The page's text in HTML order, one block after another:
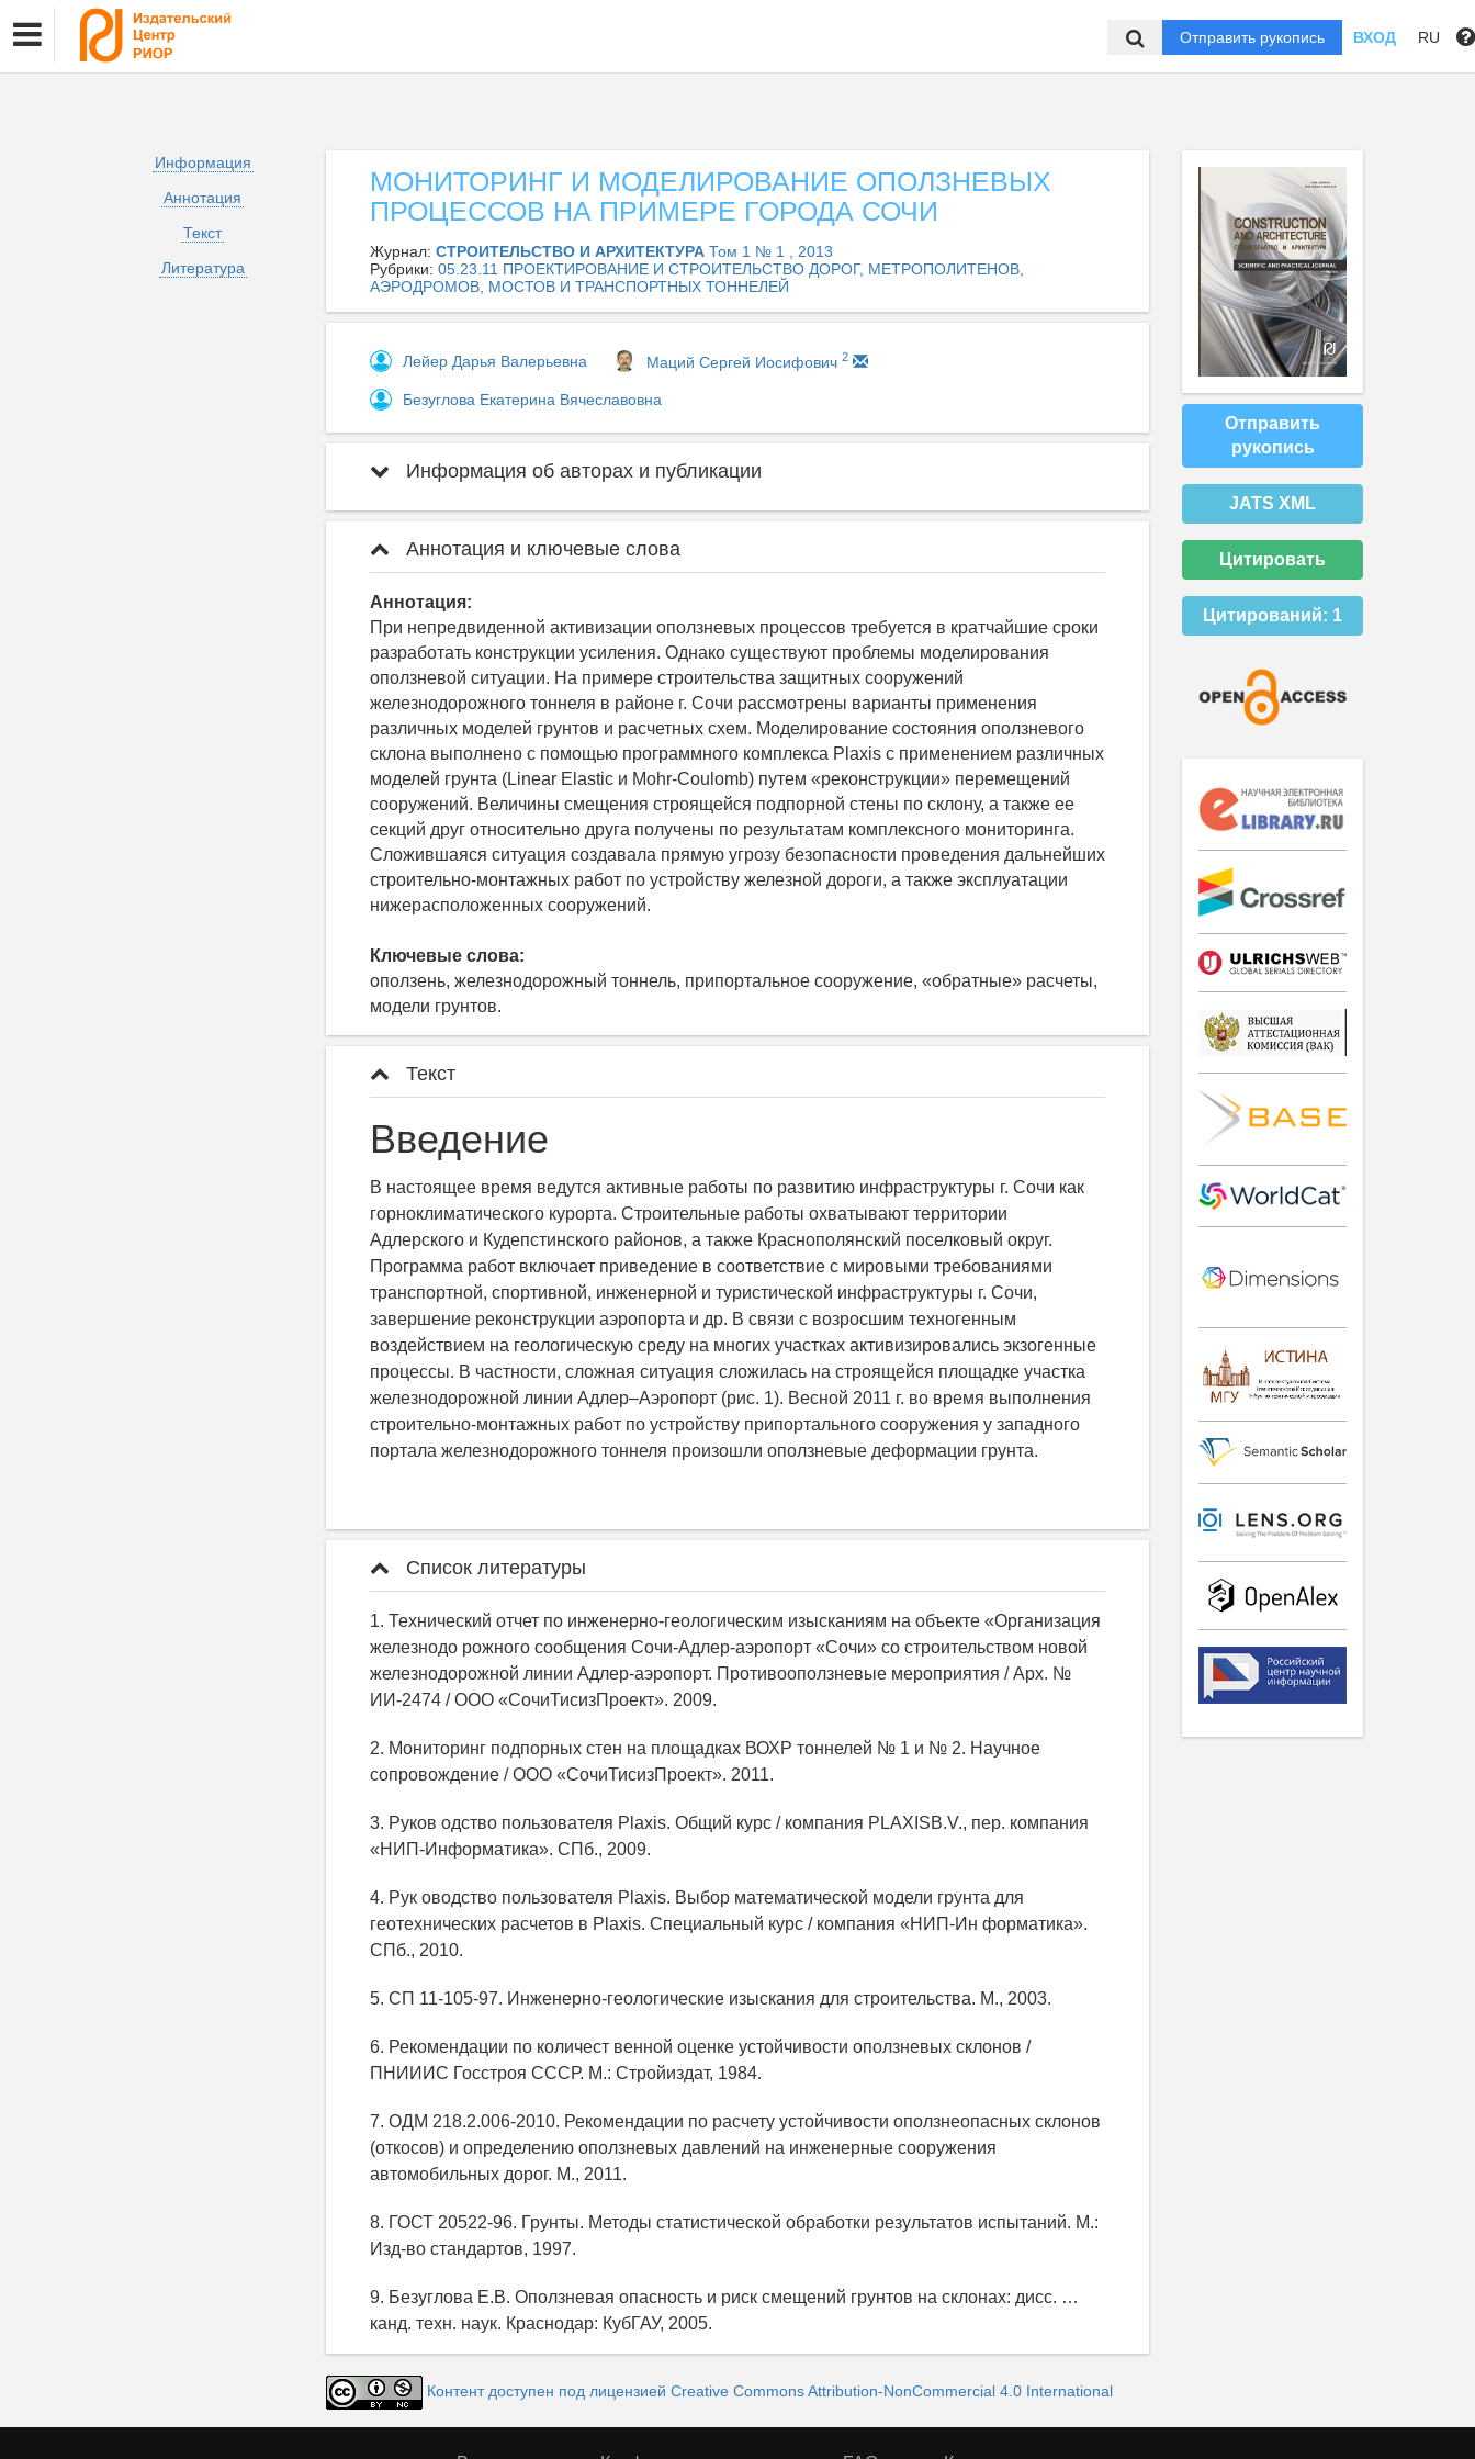
Отправить рукопись ВХОД RU
Информация
Аннотация
Текст
Литература
МОНИТОРИНГ И МОДЕЛИРОВАНИЕ ОПОЛЗНЕВЫХ
ПРОЦЕССОВ НА ПРИМЕРЕ ГОРОДА СОЧИ
Журнал: СТРОИТЕЛЬСТВО И АРХИТЕКТУРА Том 1 № 1 , 2013
Рубрики: 05.23.11 ПРОЕКТИРОВАНИЕ И СТРОИТЕЛЬСТВО ДОРОГ, МЕТРОПОЛИТЕНОВ,
АЭРОДРОМОВ, МОСТОВ И ТРАНСПОРТНЫХ ТОННЕЛЕЙ
Лейер Дарья Валерьевна Маций Сергей Иосифович 2
Безуглова Екатерина Вячеславовна
Информация об авторах и публикации
Аннотация и ключевые слова
Аннотация:
При непредвиденной активизации оползневых процессов требуется в кратчайшие сроки
разработать конструкции усиления. Однако существуют проблемы моделирования
оползневой ситуации. На примере строительства защитных сооружений
железнодорожного тоннеля в районе г. Сочи рассмотрены варианты применения
различных моделей грунтов и расчетных схем. Моделирование состояния оползневого
склона выполнено с помощью программного комплекса Plaxis с применением различных
моделей грунта (Linear Elastic и Mohr-Coulomb) путем «реконструкции» перемещений
сооружений. Величины смещения строящейся подпорной стены по склону, а также ее
секций друг относительно друга получены по результатам комплексного мониторинга.
Сложившаяся ситуация создавала прямую угрозу безопасности проведения дальнейших
строительно-монтажных работ по устройству железной дороги, а также эксплуатации
нижерасположенных сооружений.
Ключевые слова:
оползень, железнодорожный тоннель, припортальное сооружение, «обратные» расчеты,
модели грунтов.
Текст
Введение
В настоящее время ведутся активные работы по развитию инфраструктуры г. Сочи как
горноклиматического курорта. Строительные работы охватывают территории
Адлерского и Кудепстинского районов, а также Краснополянский поселковый округ.
Программа работ включает приведение в соответствие с мировыми требованиями
транспортной, спортивной, инженерной и туристической инфраструктуры г. Сочи,
завершение реконструкции аэропорта и др. В связи с возросшим техногенным
воздействием на геологическую среду на многих участках активизировались экзогенные
процессы. В частности, сложная ситуация сложилась на строящейся площадке участка
железнодорожной линии Адлер–Аэропорт (рис. 1). Весной 2011 г. во время выполнения
строительно-монтажных работ по устройству припортального сооружения у западного
портала железнодорожного тоннеля произошли оползневые деформации грунта.
Список литературы
1. Технический отчет по инженерно-геологическим изысканиям на объекте «Организация
железнодо рожного сообщения Сочи-Адлер-аэропорт «Сочи» со строительством новой
железнодорожной линии Адлер-аэропорт. Противооползневые мероприятия / Арх. №
ИИ-2474 / ООО «СочиТисизПроект». 2009.
2. Мониторинг подпорных стен на площадках ВОХР тоннелей № 1 и № 2. Научное
сопровождение / ООО «СочиТисизПроект». 2011.
3. Руков одство пользователя Plaxis. Общий курс / компания PLAXISB.V., пер. компания
«НИП-Информатика». СПб., 2009.
4. Рук оводство пользователя Plaxis. Выбор математической модели грунта для
геотехнических расчетов в Plaxis. Специальный курс / компания «НИП-Ин форматика».
СПб., 2010.
5. СП 11-105-97. Инженерно-геологические изыскания для строительства. М., 2003.
6. Рекомендации по количест венной оценке устойчивости оползневых склонов /
ПНИИИС Госстроя СССР. М.: Стройиздат, 1984.
7. ОДМ 218.2.006-2010. Рекомендации по расчету устойчивости оползнеопасных склонов
(откосов) и определению оползневых давлений на инженерные сооружения
автомобильных дорог. М., 2011.
8. ГОСТ 20522-96. Грунты. Методы статистической обработки результатов испытаний. М.:
Изд-во стандартов, 1997.
9. Безуглова Е.В. Оползневая опасность и риск смещений грунтов на склонах: дисс. …
канд. техн. наук. Краснодар: КубГАУ, 2005.
Контент доступен под лицензией Creative Commons Attribution-NonCommercial 4.0 International
Отправить
рукопись
JATS XML
Цитировать
Цитирований: 1